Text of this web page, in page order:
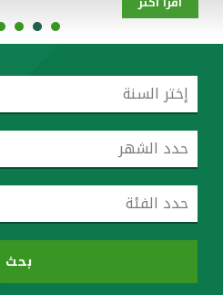
القنوات المصرفية
أدوات وخدمات
خدمات ما بعد البيع
اتصل بنا
مواقع الفروع وأجهزة الصرف الآلي
بحث